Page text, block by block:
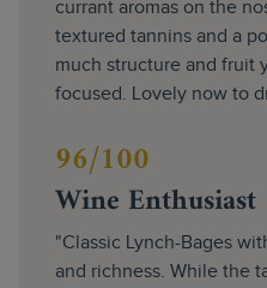
currant aromas on the
textured tannins and a
much structure and fruit
focused. Lovely now to
96/100
Wine Enthusiast
"Classic Lynch-Bages
and richness. While the